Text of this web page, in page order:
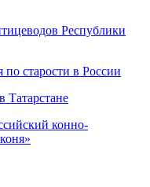
Республики
по старости в России
Татарстане
конно-